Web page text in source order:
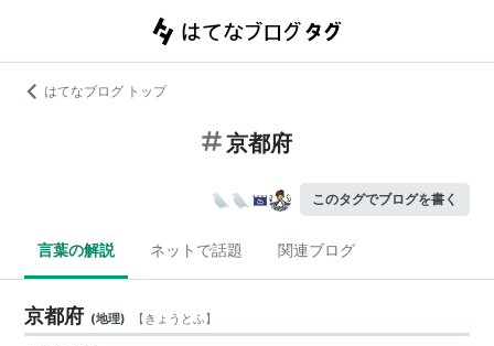
はてなブログ トップ
京都府
このタグでブログを書く
言葉の解説 ネットで話題 関連ブログ
京都府 (地理) 【きょうとふ】